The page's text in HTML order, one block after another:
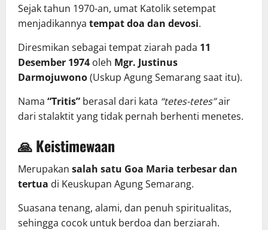
Sejak tahun 1970-an, umat Katolik setempat
menjadikannya tempat doa dan devosi.
Diresmikan sebagai tempat ziarah pada 11
Desember 1974 oleh Mgr. Justinus
Darmojuwono(Uskup Agung Semarang saat itu).
Nama “Tritis” berasal dari kata “tetes-tetes”air
dari stalaktit yang tidak pernah berhenti menetes.
🙏 Keistimewaan
Merupakan salah satu Goa Maria terbesar dan
tertua di Keuskupan Agung Semarang.
Suasana tenang, alami, dan penuh spiritualitas,
sehingga cocok untuk berdoa dan berziarah.